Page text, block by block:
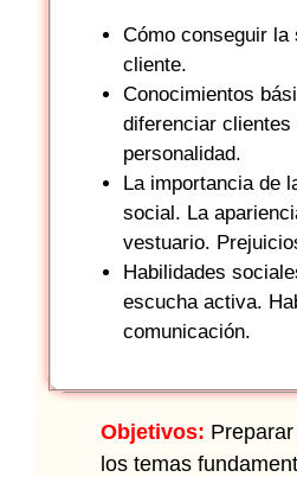
Cómo conseguir la
cliente.
Conocimientos
diferenciar
personalidad.
La importancia de
social. La
vestuario.
Habilidades
escucha activa.
comunicación.
Objetivos:
los temas